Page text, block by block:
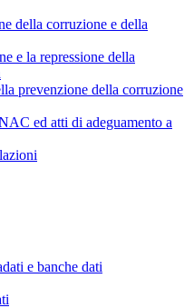
della corruzione e della
e la repressione della
prevenzione della corruzione
ed atti di adeguamento a
e banche dati